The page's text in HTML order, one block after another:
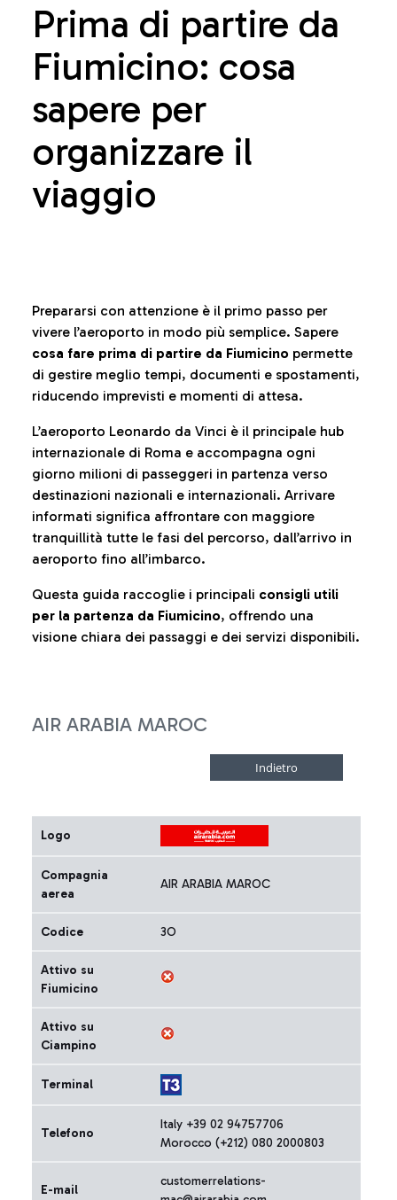
Prima di partire da
Fiumicino: cosa
sapere per
organizzare il
viaggio
Prepararsi con attenzione è il primo passo per
vivere l’aeroporto in modo più semplice. Sapere
cosa fare prima di partire da Fiumicino permette
di gestire meglio tempi, documenti e spostamenti,
riducendo imprevisti e momenti di attesa.
L’aeroporto Leonardo da Vinci è il principale hub
internazionale di Roma e accompagna ogni
giorno milioni di passeggeri in partenza verso
destinazioni nazionali e internazionali. Arrivare
informati significa affrontare con maggiore
tranquillità tutte le fasi del percorso, dall’arrivo in
aeroporto fino all’imbarco.
Questa guida raccoglie i principali consigli utili
per la partenza da Fiumicino, offrendo una
visione chiara dei passaggi e dei servizi disponibili.
AIR ARABIA MAROC
Logo
Compagnia
aerea
AIR ARABIA MAROC
Codice 3O
Attivo su
Fiumicino
Attivo su
Ciampino
Terminal
Telefono
Italy +39 02 94757706
Morocco (+212) 080 2000803
E-mail
customerrelations-